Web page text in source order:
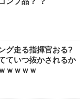
グ走る指揮官おる?
ていつ抜かされるか
ｗｗｗｗ